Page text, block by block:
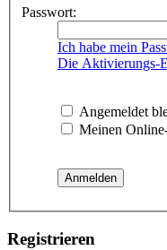
Passwort:
Ich habe mein
Die Aktivierungs-
Angemeldet
Meinen
Registrieren